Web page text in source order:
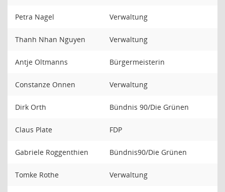
Petra Nagel Verwaltung
Thanh Nhan Nguyen Verwaltung
Antje Oltmanns Bürgermeisterin
Constanze Onnen Verwaltung
Dirk Orth Bündnis 90/Die Grünen
Claus Plate FDP
Gabriele Roggenthien Bündnis90/Die Grünen
Tomke Rothe Verwaltung